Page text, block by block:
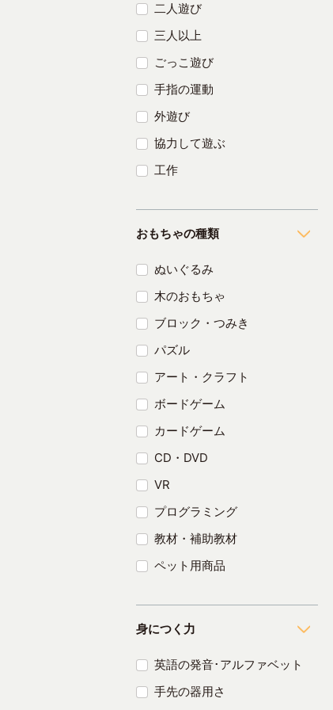
二人遊び
三人以上
ごっこ遊び
手指の運動
外遊び
協力して遊ぶ
工作
おもちゃの種類
ぬいぐるみ
木のおもちゃ
ブロック・つみき
パズル
アート・クラフト
ボードゲーム
カードゲーム
CD・DVD
VR
プログラミング
教材・補助教材
ペット用商品
身につく力
英語の発音･アルファベット
手先の器用さ